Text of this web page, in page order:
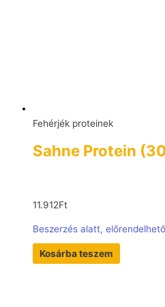
Fehérjék proteinek
Sahne Protein
11.912Ft
Beszerzés alatt, előrendelhető
Kosárba teszem